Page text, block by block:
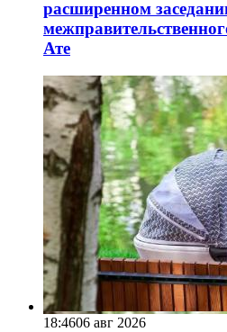
расширенном
Ате
18:4606 авг 2026